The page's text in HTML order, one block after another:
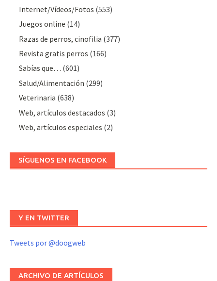
Internet/Vídeos/Fotos (553)
Juegos online (14)
Razas de perros, cinofilia (377)
Revista gratis perros (166)
Sabías que… (601)
Salud/Alimentación (299)
Veterinaria (638)
Web, artículos destacados (3)
Web, artículos especiales (2)
SÍGUENOS EN FACEBOOK
Y EN TWITTER
Tweets por @doogweb
ARCHIVO DE ARTÍCULOS